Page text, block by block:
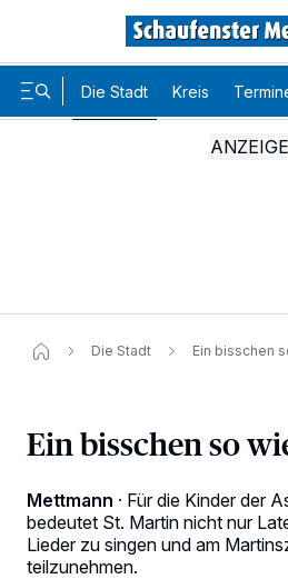
Die Stadt Kreis
Die Stadt Ein bisschen
Ein bisschen so
Mettmann · Für die Kinder der
bedeutet St. Martin nicht nur
Lieder zu singen und am
teilzunehmen.
personenbezogene Daten wie
Kennungen auf Ihrem Gerät zu. Durch
Tracking-Technologien für die unter
verarbeiten Daten, um Ihnen Dienste
Zwecke. Wenn Tracker deaktiviert sind,